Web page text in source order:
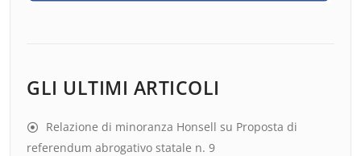
GLI ULTIMI ARTICOLI
Relazione di minoranza Honsell su Proposta di
referendum abrogativo statale n. 9